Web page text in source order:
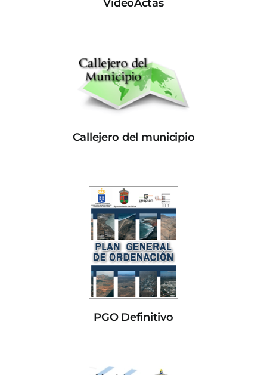
VideoActas
Callejero del municipio
PGO Definitivo